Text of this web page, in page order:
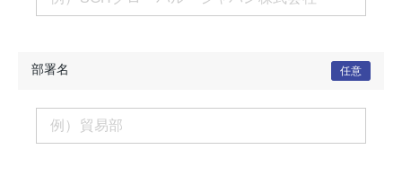
部署名 任意